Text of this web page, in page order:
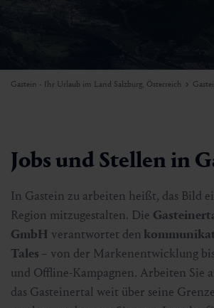
Gastein - Ihr Urlaub im Land Salzburg, Österreich
Jobs und Stellen in
In Gastein zu arbeiten heißt, das Bild
Region mitzugestalten. Die
GmbH verantwortet den
Tales – von der Markenentwicklung
und Offline-Kampagnen. Arbeiten Sie
das Gasteinertal weit über seine